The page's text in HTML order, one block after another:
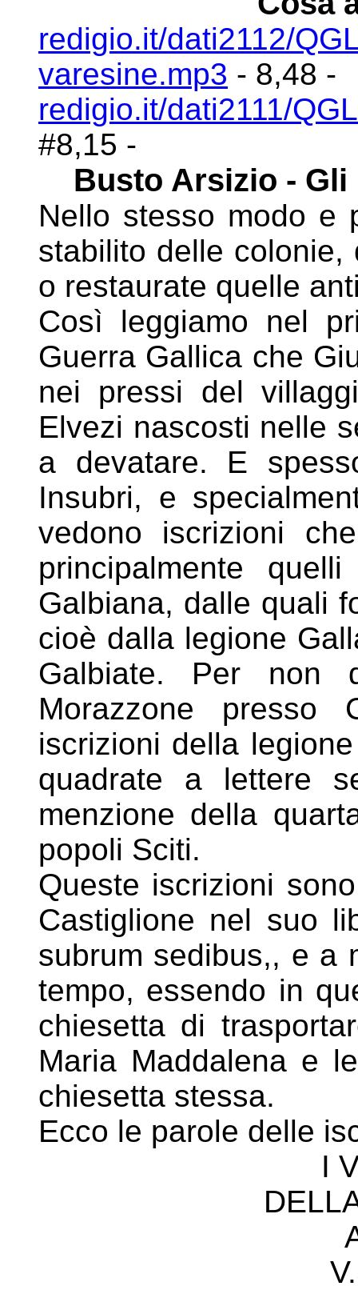
redigio.it/dati2112/
varesine.mp3 - 8,48 -
redigio.it/dati2111/
#8,15 -
Busto Arsizio - Gli
Nello stesso modo e
stabilito delle
o restaurate quelle
Così leggiamo nel
Guerra Gallica che
nei pressi del
Elvezi nascosti nelle
a devatare. E
Insubri, e
vedono iscrizioni
principalmente
Galbiana, dalle quali
cioè dalla legione
Galbiate. Per
Morazzone presso
iscrizioni della
quadrate a lettere
menzione della
popoli Sciti.
Queste iscrizioni
Castiglione nel suo
subrum sedibus,, e a
tempo, essendo in
chiesetta di
Maria Maddalena e
chiesetta stessa.
Ecco le parole delle
I